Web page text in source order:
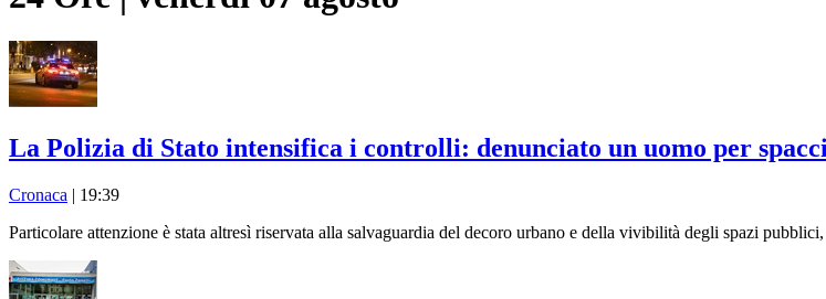
La Polizia di Stato intensifica i controlli: denunciato un uomo per
Cronaca | 19:39
Particolare attenzione è stata altresì riservata alla salvaguardia del decoro urbano e della vivibilità degli spazi